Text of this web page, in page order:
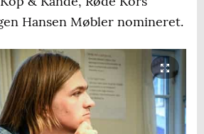
Hansen Møbler nomineret.